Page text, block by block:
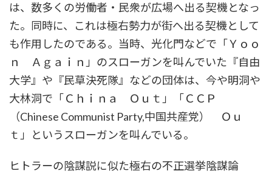
は、数多くの労働者・民衆が広場へ出る契機となっ
た。同時に、これは極右勢力が街へ出る契機として
も作用したのである。当時、光化門などで「Ｙｏｏ
ｎ Ａｇａｉｎ」のスローガンを叫んでいた『自由
大学』や『民草決死隊』などの団体は、今や明洞や
大林洞で「Ｃｈｉｎａ Ｏｕｔ」「ＣＣＰ
（Chinese Communist Party,中国共産党） Ｏｕ
ｔ」というスローガンを叫んでいる。
ヒトラーの陰謀説に似た極右の不正選挙陰謀論